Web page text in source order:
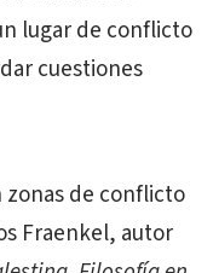
lugar de conflicto
cuestiones
de conflicto
Fraenkel, autor